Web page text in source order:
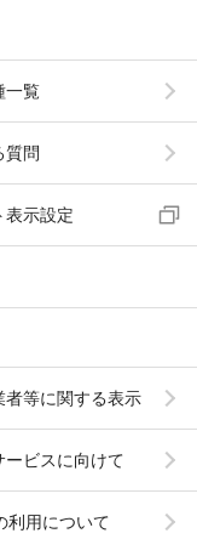
一覧
質問
表示設定
者等に関する表示
ービスに向けて
利用について